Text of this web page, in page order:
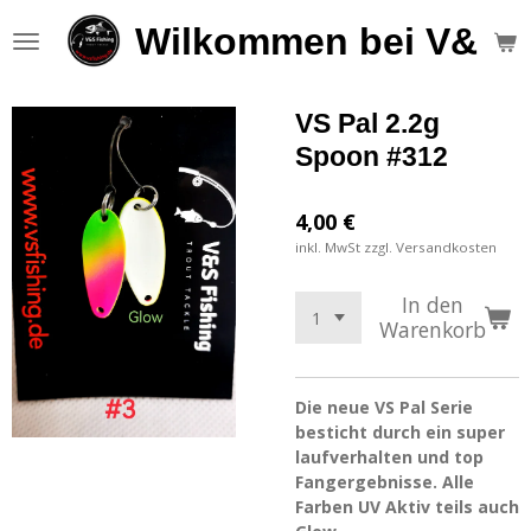
Hauptinhalt
Wilkommen bei V&S
VS Pal 2.2g
Spoon #312
4,00 €
inkl. MwSt zzgl. Versandkosten
In den
Warenkorb
Die neue VS Pal Serie
besticht durch ein super
laufverhalten und top
Fangergebnisse. Alle
Farben UV Aktiv teils auch